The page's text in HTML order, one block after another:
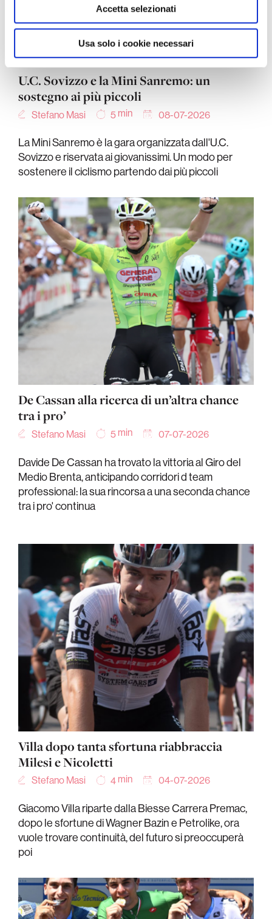
raccolto dal suo utilizzo dei loro servizi.
Accetta selezionati
Usa solo i cookie necessari
U.C. Sovizzo e la Mini Sanremo: un
sostegno ai più piccoli
Stefano Masi 5 min 08-07-2026
La Mini Sanremo è la gara organizzata dall'U.C.
Sovizzo e riservata ai giovanissimi. Un modo per
sostenere il ciclismo partendo dai più piccoli
De Cassan alla ricerca di un’altra chance
tra i pro’
Stefano Masi 5 min 07-07-2026
Davide De Cassan ha trovato la vittoria al Giro del
Medio Brenta, anticipando corridori d team
professional: la sua rincorsa a una seconda chance
tra i pro' continua
Villa dopo tanta sfortuna riabbraccia
Milesi e Nicoletti
Stefano Masi 4 min 04-07-2026
Giacomo Villa riparte dalla Biesse Carrera Premac,
dopo le sfortune di Wagner Bazin e Petrolike, ora
vuole trovare continuità, del futuro si preoccuperà
poi